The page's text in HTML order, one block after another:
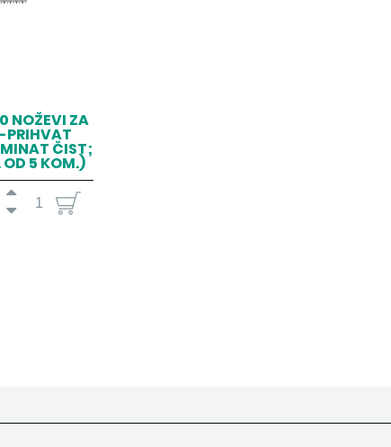
NOŽEVI ZA
PRIHVAT
ČIST;
OD 5 KOM.)